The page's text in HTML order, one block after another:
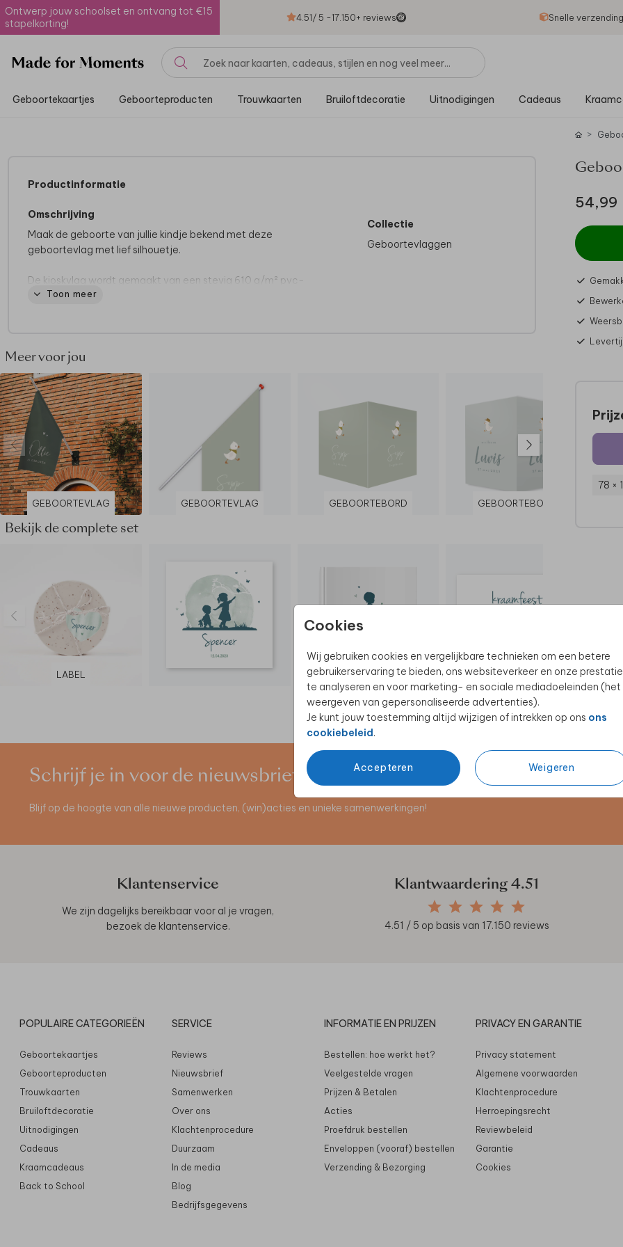
Ontwerp jouw schoolset en ontvang tot €15
stapelkorting!
4.51/ 5 -17.150+ reviews Snelle
Geboortekaartjes Geboorteproducten Trouwkaarten Bruiloftdecoratie Uitnodigingen Cadeaus
Cookies
Wij gebruiken cookies en vergelijkbare technieken om een betere
gebruikerservaring te bieden, ons websiteverkeer en onze
te analyseren en voor marketing- en sociale mediadoeleinden (het
weergeven van gepersonaliseerde advertenties).
Je kunt jouw toestemming altijd wijzigen of intrekken op ons ons
cookiebeleid.
Accepteren Weigeren
Productinformatie
Omschrijving
Maak de geboorte van jullie kindje bekend met deze
geboortevlag met lief silhouetje.
De kioskvlag wordt gemaakt van een stevig 610 g/m² pvc-
materiaal en wordt dubbelzijdig bedrukt. We raden je aan om de
Let op! Er wordt geen vlaggenstok geleverd bij de vlag. Er zit een
lus en open zoom aan de bovenzijde van de vlag, waarin de stok
kan worden gestoken. Dit kan met een standaardmaat stok.
Toon meer
Collectie
Geboortevlaggen
Meer voor jou
GEBOORTEVLAG GEBOORTEVLAG GEBOORTEBORD GEBOORTEBORD
Bekijk de complete set
LABEL KRAAMBEZOEKBOEK KRAAMBORRELKAARTJE
54,99
78 ×
Schrijf je in voor de nieuwsbrief
Blijf op de hoogte van alle nieuwe producten, (win)acties en unieke samenwerkingen!
Klantenservice
We zijn dagelijks bereikbaar voor al je vragen,
bezoek de klantenservice.
Klantwaardering4.51
4.51 / 5 op basis van 17.150 reviews
POPULAIRE CATEGORIEËN
Geboortekaartjes
Geboorteproducten
Trouwkaarten
Bruiloftdecoratie
Uitnodigingen
Cadeaus
Kraamcadeaus
Back to School
SERVICE
Reviews
Nieuwsbrief
Samenwerken
Over ons
Klachtenprocedure
Duurzaam
In de media
Blog
Bedrijfsgegevens
INFORMATIE EN PRIJZEN
Bestellen: hoe werkt het?
Veelgestelde vragen
Prijzen & Betalen
Acties
Proefdruk bestellen
Enveloppen (vooraf) bestellen
Verzending & Bezorging
PRIVACY EN GARANTIE
Privacy statement
Algemene voorwaarden
Klachtenprocedure
Herroepingsrecht
Reviewbeleid
Garantie
Cookies